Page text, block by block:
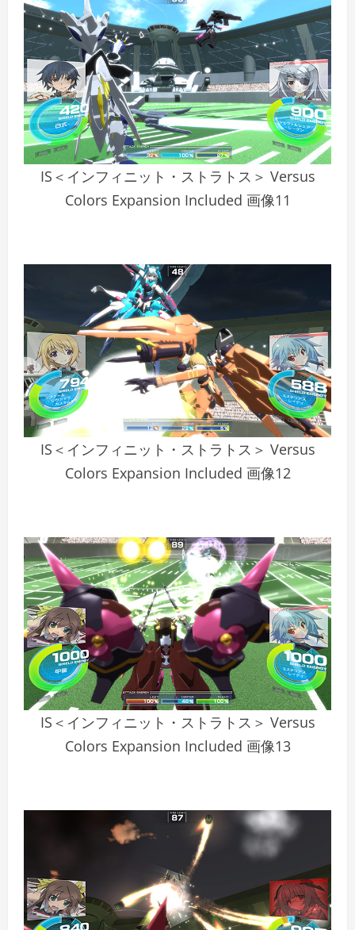
IS＜インフィニット・ストラトス＞ Versus
Colors Expansion Included 画像11
IS＜インフィニット・ストラトス＞ Versus
Colors Expansion Included 画像12
IS＜インフィニット・ストラトス＞ Versus
Colors Expansion Included 画像13